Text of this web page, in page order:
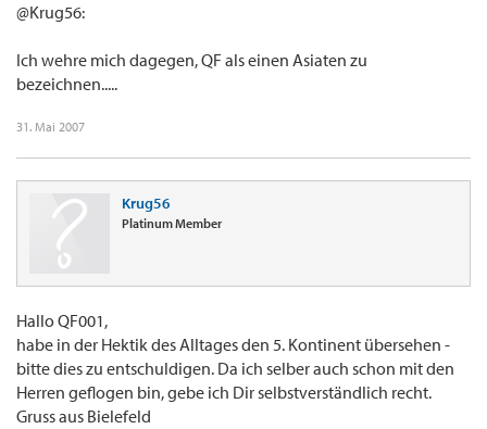
@Krug56:
Ich wehre mich dagegen, QF als einen Asiaten zu
bezeichnen.....
31. Mai 2007
Krug56
Platinum Member
Hallo QF001,
habe in der Hektik des Alltages den 5. Kontinent übersehen -
bitte dies zu entschuldigen. Da ich selber auch schon mit den
Herren geflogen bin, gebe ich Dir selbstverständlich recht.
Gruss aus Bielefeld